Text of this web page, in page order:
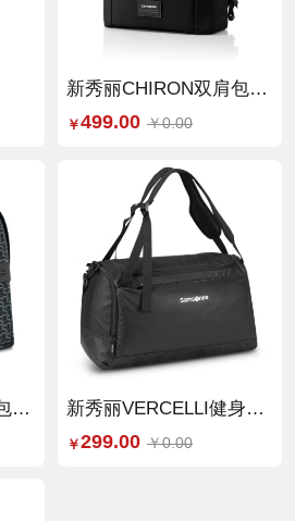
新秀丽CHIRON双肩包黑
色（NU4*09011）
￥499.00 ￥0.00
黑
新秀丽VERCELLI健身包
黑色（SN-
￥299.00 ￥0.00